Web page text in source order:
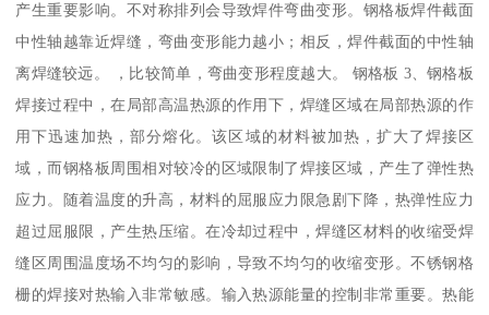
产生重要影响。不对称排列会导致焊件弯曲变形。钢格板焊件截面
中性轴越靠近焊缝，弯曲变形能力越小；相反，焊件截面的中性轴
离焊缝较远。 ，比较简单，弯曲变形程度越大。 钢格板 3、钢格板
焊接过程中，在局部高温热源的作用下，焊缝区域在局部热源的作
用下迅速加热，部分熔化。该区域的材料被加热，扩大了焊接区
域，而钢格板周围相对较冷的区域限制了焊接区域，产生了弹性热
应力。随着温度的升高，材料的屈服应力限急剧下降，热弹性应力
超过屈服限，产生热压缩。在冷却过程中，焊缝区材料的收缩受焊
缝区周围温度场不均匀的影响，导致不均匀的收缩变形。不锈钢格
栅的焊接对热输入非常敏感。输入热源能量的控制非常重要。热能